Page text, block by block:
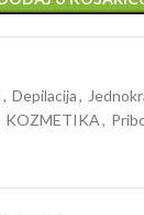
, Depilacija,
KOZMETIKA,